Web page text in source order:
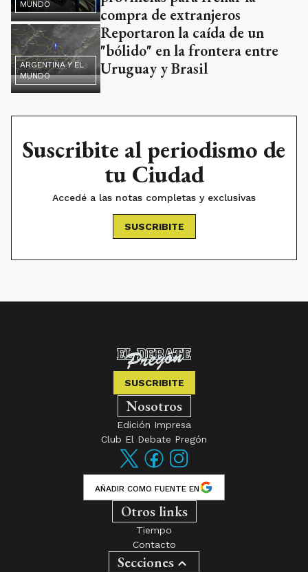
MUNDO
compra de extranjeros
ARGENTINA Y EL
MUNDO
Reportaron la caída de un
"bólido" en la frontera entre
Uruguay y Brasil
Suscribite al periodismo de
tu Ciudad
Accedé a las notas completas y exclusivas
SUSCRIBITE
SUSCRIBITE
Nosotros
Edición Impresa
Club El Debate Pregón
AÑADIR COMO FUENTE EN
Otros links
Tiempo
Contacto
Secciones